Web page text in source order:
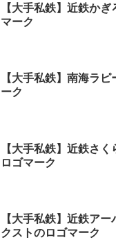
【大手私鉄】近鉄か
マーク
【大手私鉄】南海ラ
ーク
【大手私鉄】近鉄さ
ロゴマーク
【大手私鉄】近鉄ア
クストのロゴマーク